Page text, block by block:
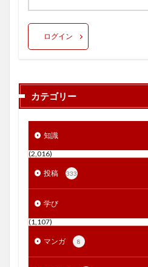
ログイン
カテゴリー
知識
(2,016)
投稿 333
学び
(1,107)
マンガ 8